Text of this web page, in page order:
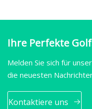
Ihre Perfekte
Melden Sie sich für
die neuesten
Kontaktiere uns